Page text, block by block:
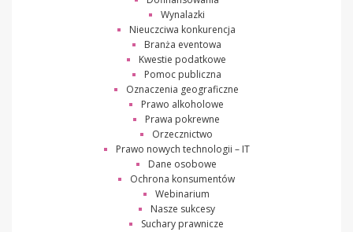
Wynalazki
Nieuczciwa konkurencja
Branża eventowa
Kwestie podatkowe
Pomoc publiczna
Oznaczenia geograficzne
Prawo alkoholowe
Prawa pokrewne
Orzecznictwo
Prawo nowych technologii – IT
Dane osobowe
Ochrona konsumentów
Webinarium
Nasze sukcesy
Suchary prawnicze